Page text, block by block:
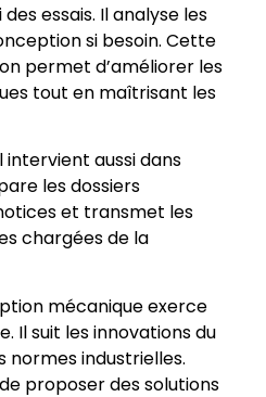
essais. Il analyse les
si besoin. Cette
permet d’améliorer les
tout en maîtrisant les
intervient aussi dans
les dossiers
et transmet les
chargées de la
mécanique exerce
Il suit les innovations du
normes industrielles.
proposer des solutions